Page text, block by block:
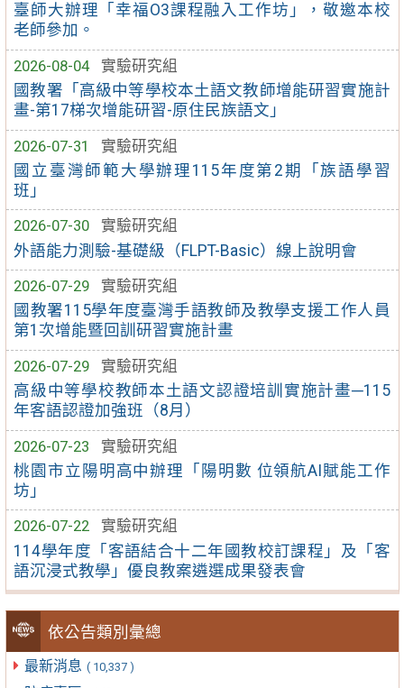
臺師大辦理「幸福O3課程融入工作坊」，敬邀本校
老師參加。
2026-08-04
實驗研究組
國教署「高級中等學校本土語文教師增能研習實施計
畫-第17梯次增能研習-原住民族語文」
2026-07-31
實驗研究組
國立臺灣師範大學辦理115年度第2期「族語學習
班」
2026-07-30
實驗研究組
外語能力測驗-基礎級（FLPT-Basic）線上說明會
2026-07-29
實驗研究組
國教署115學年度臺灣手語教師及教學支援工作人員
第1次增能暨回訓研習實施計畫
2026-07-29
實驗研究組
高級中等學校教師本土語文認證培訓實施計畫─115
年客語認證加強班（8月）
2026-07-23
實驗研究組
桃園市立陽明高中辦理「陽明數 位領航AI賦能工作
坊」
2026-07-22
實驗研究組
114學年度「客語結合十二年國教校訂課程」及「客
語沉浸式教學」優良教案遴選成果發表會
依公告類別彙總
最新消息 ( 10,337 )